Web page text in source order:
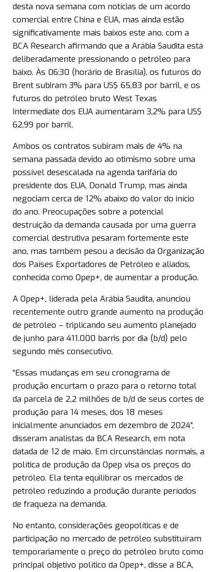
desta nova semana com notícias de um acordo
comercial entre China e EUA, mas ainda estão
significativamente mais baixos este ano, com a
BCA Research afirmando que a Arábia Saudita está
deliberadamente pressionando o petróleo para
baixo. Às 06:30 (horário de Brasília), os futuros do
Brent subiram 3% para US$ 65,83 por barril, e os
futuros do petróleo bruto West Texas
Intermediate dos EUA aumentaram 3,2% para US$
62,99 por barril.
Ambos os contratos subiram mais de 4% na
semana passada devido ao otimismo sobre uma
possível desescalada na agenda tarifária do
presidente dos EUA, Donald Trump, mas ainda
negociam cerca de 12% abaixo do valor do início
do ano. Preocupações sobre a potencial
destruição da demanda causada por uma guerra
comercial destrutiva pesaram fortemente este
ano, mas também pesou a decisão da Organização
dos Países Exportadores de Petróleo e aliados,
conhecida como Opep+, de aumentar a produção.
A Opep+, liderada pela Arábia Saudita, anunciou
recentemente outro grande aumento na produção
de petróleo – triplicando seu aumento planejado
de junho para 411.000 barris por dia (b/d) pelo
segundo mês consecutivo.
“Essas mudanças em seu cronograma de
produção encurtam o prazo para o retorno total
da parcela de 2,2 milhões de b/d de seus cortes de
produção para 14 meses, dos 18 meses
inicialmente anunciados em dezembro de 2024”,
disseram analistas da BCA Research, em nota
datada de 12 de maio. Em circunstâncias normais, a
política de produção da Opep visa os preços do
petróleo. Ela tenta equilibrar os mercados de
petróleo reduzindo a produção durante períodos
de fraqueza na demanda.
No entanto, considerações geopolíticas e de
participação no mercado de petróleo substituíram
temporariamente o preço do petróleo bruto como
principal objetivo político da Opep+, disse a BCA,